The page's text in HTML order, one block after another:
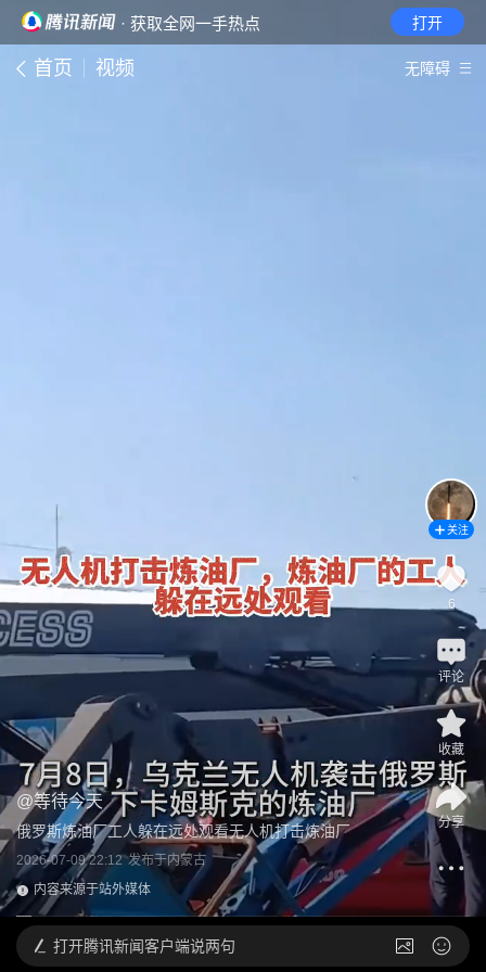
· 获取全网一手热点 打开
首页 视频 无障碍
@等待今天
俄罗斯炼油厂工人躲在远处观看无人机打击炼油厂
2026-07-09 22:12 发布于内蒙古
内容来源于站外媒体
关注
6
评论
收藏
分享
打开腾讯新闻客户端说两句